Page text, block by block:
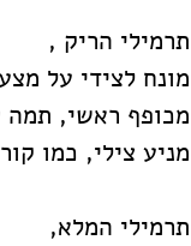
תרמילי הריק ,
מונח לצידי על
מכופף ראשי, תמה
מניע צילי, כמו
תרמילי המלא,